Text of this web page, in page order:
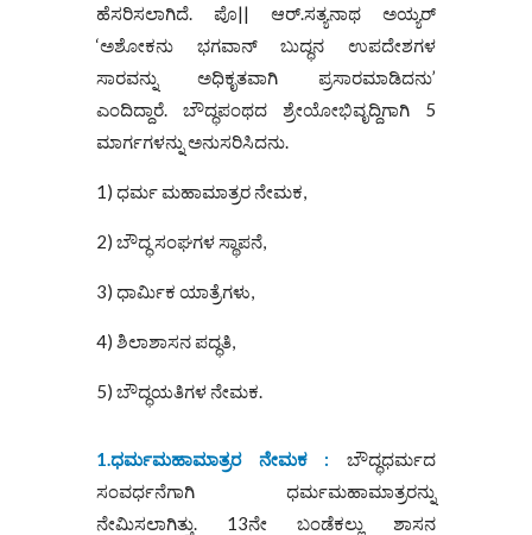
ಹೆಸರಿಸಲಾಗಿದೆ. ಪೊ|| ಆರ್.ಸತ್ಯನಾಥ ಅಯ್ಯರ್
‘ಅಶೋಕನು ಭಗವಾನ್ ಬುದ್ಧನ ಉಪದೇಶಗಳ
ಸಾರವನ್ನು ಅಧಿಕೃತವಾಗಿ ಪ್ರಸಾರಮಾಡಿದನು’
ಎಂದಿದ್ದಾರೆ. ಬೌದ್ಧಪಂಥದ ಶ್ರೇಯೋಭಿವೃದ್ದಿಗಾಗಿ 5
ಮಾರ್ಗಗಳನ್ನು ಅನುಸರಿಸಿದನು.
1) ಧರ್ಮ ಮಹಾಮಾತ್ರರ ನೇಮಕ,
2) ಬೌದ್ಧ ಸಂಘಗಳ ಸ್ಥಾಪನೆ,
3) ಧಾರ್ಮಿಕ ಯಾತ್ರೆಗಳು,
4) ಶಿಲಾಶಾಸನ ಪದ್ಧತಿ,
5) ಬೌದ್ಧಯತಿಗಳ ನೇಮಕ.
1.ಧರ್ಮಮಹಾಮಾತ್ರರ ನೇಮಕ : ಬೌದ್ಧಧರ್ಮದ
ಸಂವರ್ಧನೆಗಾಗಿ ಧರ್ಮಮಹಾಮಾತ್ರರನ್ನು
ನೇಮಿಸಲಾಗಿತ್ತು. 13ನೇ ಬಂಡೆಕಲ್ಲು ಶಾಸನ